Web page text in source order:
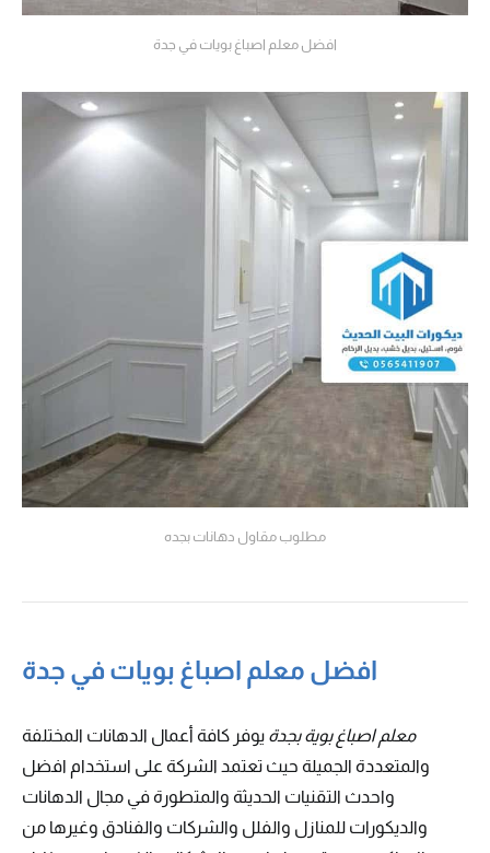
افضل معلم اصباغ بويات في جدة
مطلوب مقاول دهانات بجده
افضل معلم اصباغ بويات في جدة
معلم اصباغ بوية بجدة يوفر كافة أعمال الدهانات المختلفة
والمتعددة الجميلة حيث تعتمد الشركة على استخدام افضل
واحدث التقنيات الحديثة والمتطورة في مجال الدهانات
والديكورات للمنازل والفلل والشركات والفنادق وغيرها من